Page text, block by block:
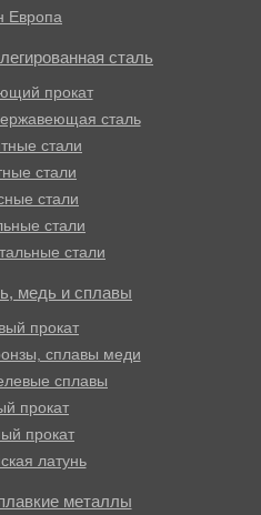
Европа
сталь
прокат
сталь
стали
стали
стали
стали
стали
медь и сплавы
прокат
сплавы меди
сплавы
прокат
прокат
латунь
металлы